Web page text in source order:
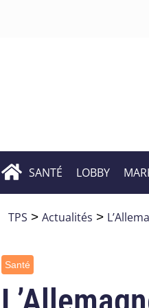
SANTÉ LOBBY
TPS > Actualités >
Santé